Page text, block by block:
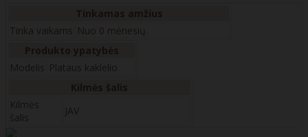
Tinka vaikams Nuo 0 mėnesių.
Modelis Plataus kaklelio
Kilmės
šalis
JAV